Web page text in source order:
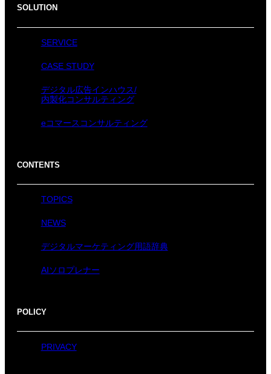
SOLUTION
SERVICE
CASE STUDY
デジタル広告インハウス/
内製化コンサルティング
eコマースコンサルティング
CONTENTS
TOPICS
NEWS
デジタルマーケティング用語辞典
AIソロプレナー
POLICY
PRIVACY